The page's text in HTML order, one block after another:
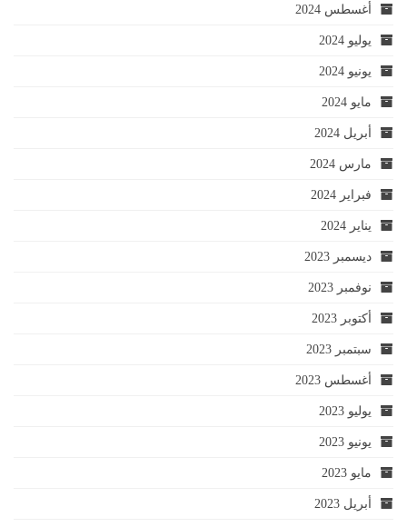
أغسطس 2024
يوليو 2024
يونيو 2024
مايو 2024
أبريل 2024
مارس 2024
فبراير 2024
يناير 2024
ديسمبر 2023
نوفمبر 2023
أكتوبر 2023
سبتمبر 2023
أغسطس 2023
يوليو 2023
يونيو 2023
مايو 2023
أبريل 2023